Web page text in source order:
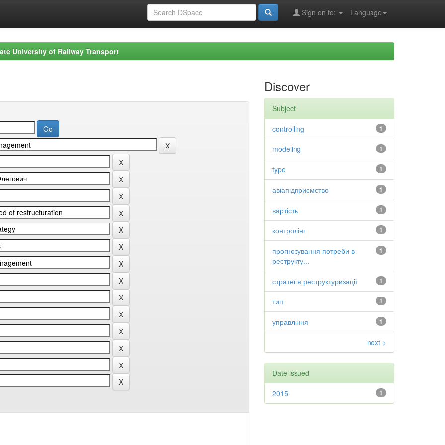
Language
Sign on to:
University of Railway Transport
Discover
Subject
1
controlling
1
modeling
1
type
1
авіапідприємство
1
вартість
1
контролінг
1
прогнозування потреби в
реструкту...
1
стратегія реструктуризації
1
тип
1
управління
next >
Date issued
1
2015